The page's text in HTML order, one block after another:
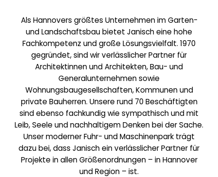
Als Hannovers größtes Unternehmen im Garten-
und Landschaftsbau bietet Janisch eine hohe
Fachkompetenz und große Lösungsvielfalt. 1970
gegründet, sind wir verlässlicher Partner für
Architektinnen und Architekten, Bau- und
Generalunternehmen sowie
Wohnungsbaugesellschaften, Kommunen und
private Bauherren. Unsere rund 70 Beschäftigten
sind ebenso fachkundig wie sympathisch und mit
Leib, Seele und nachhaltigem Denken bei der Sache.
Unser moderner Fuhr- und Maschinenpark trägt
dazu bei, dass Janisch ein verlässlicher Partner für
Projekte in allen Größenordnungen – in Hannover
und Region – ist.